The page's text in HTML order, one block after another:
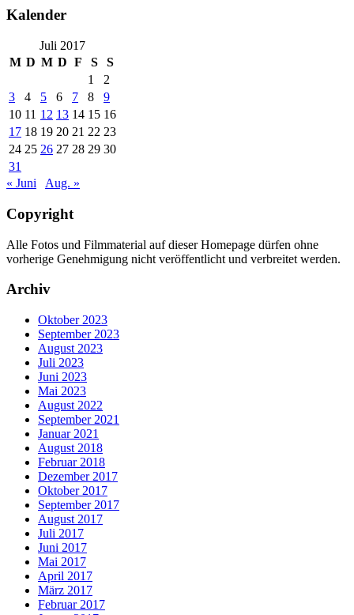
Kalender
Juli 2017
M D M D F S
S
1
2
3
4 5 6 7 8
9
10 11 12 13 14 15 16
17 18 19 20 21 22 23
24 25 26 27 28 29 30
31
« Juni
Aug. »
Copyright
Alle Fotos und Filmmaterial auf dieser Homepage dürfen ohne
vorherige Genehmigung nicht veröffentlicht und verbreitet werden.
Archiv
Oktober 2023
September 2023
August 2023
Juli 2023
Juni 2023
Mai 2023
August 2022
September 2021
Januar 2021
August 2018
Februar 2018
Dezember 2017
Oktober 2017
September 2017
August 2017
Juli 2017
Juni 2017
Mai 2017
April 2017
März 2017
Februar 2017